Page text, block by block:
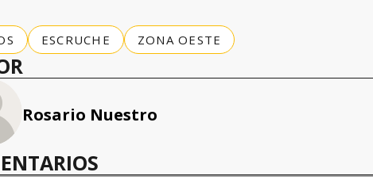
ESCRUCHE ZONA OESTE
Rosario Nuestro